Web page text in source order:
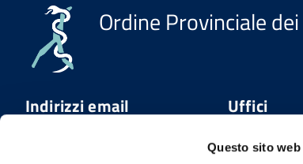
Questo sito
Ordine Provinciale
Indirizzi email Uffici
Indirizzo